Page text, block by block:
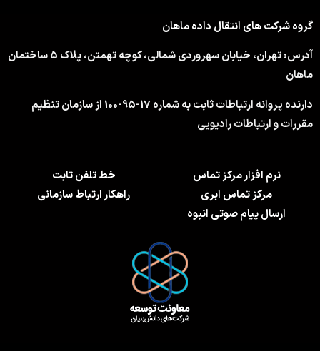
گروه شرکت های انتقال داده ماهان
آدرس: تهران، خیابان سهروردی شمالی، کوچه تهمتن، پلاک 5 ساختمان
ماهان
دارنده پروانه ارتباطات ثابت به شماره 17-95-100 از سازمان تنظیم
مقررات و ارتباطات رادیویی
نرم افزار مرکز تماس
مرکز تماس ابری
ارسال پیام صوتی انبوه
خط تلفن ثابت
راهکار ارتباط سازمانی